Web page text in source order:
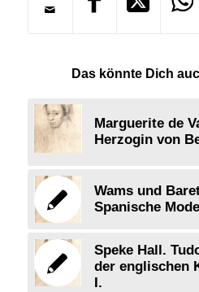
Das könnte Dich
Marguerite de
Herzogin von
Wams und
Spanische
Speke Hall.
der englischen
I.